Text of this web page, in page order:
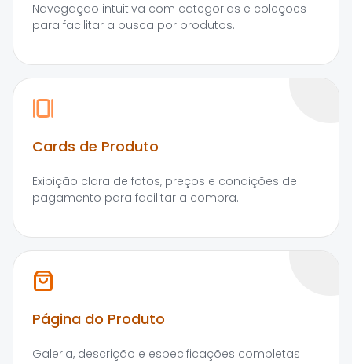
Navegação intuitiva com categorias e coleções
para facilitar a busca por produtos.
Cards de Produto
Exibição clara de fotos, preços e condições de
pagamento para facilitar a compra.
Página do Produto
Galeria, descrição e especificações completas